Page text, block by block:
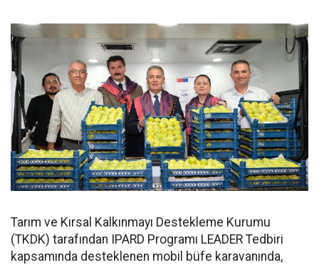
Tarım ve Kırsal Kalkınmayı Destekleme Kurumu
(TKDK) tarafından IPARD Programı LEADER Tedbiri
kapsamında desteklenen mobil büfe karavanında,